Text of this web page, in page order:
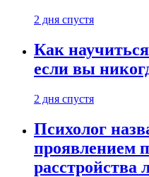
2 дня спустя
Как
если вы
2 дня спустя
Психолог
проявлением
расстройства